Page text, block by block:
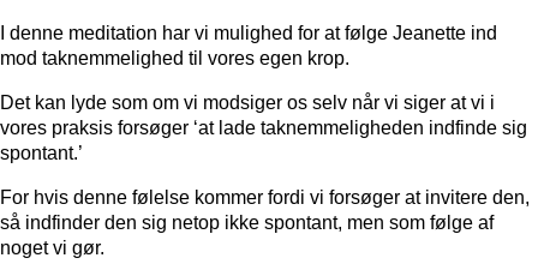
I denne meditation har vi mulighed for at følge Jeanette ind
mod taknemmelighed til vores egen krop.
Det kan lyde som om vi modsiger os selv når vi siger at vi i
vores praksis forsøger ‘at lade taknemmeligheden indfinde sig
spontant.’
For hvis denne følelse kommer fordi vi forsøger at invitere den,
så indfinder den sig netop ikke spontant, men som følge af
noget vi gør.